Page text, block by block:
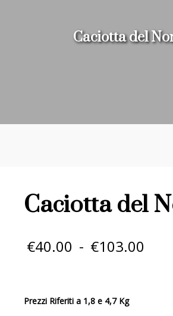
Caciotta del
Caciotta del
€40.00 - €103.00
Prezzi Riferiti a 1,8 e 4,7 Kg